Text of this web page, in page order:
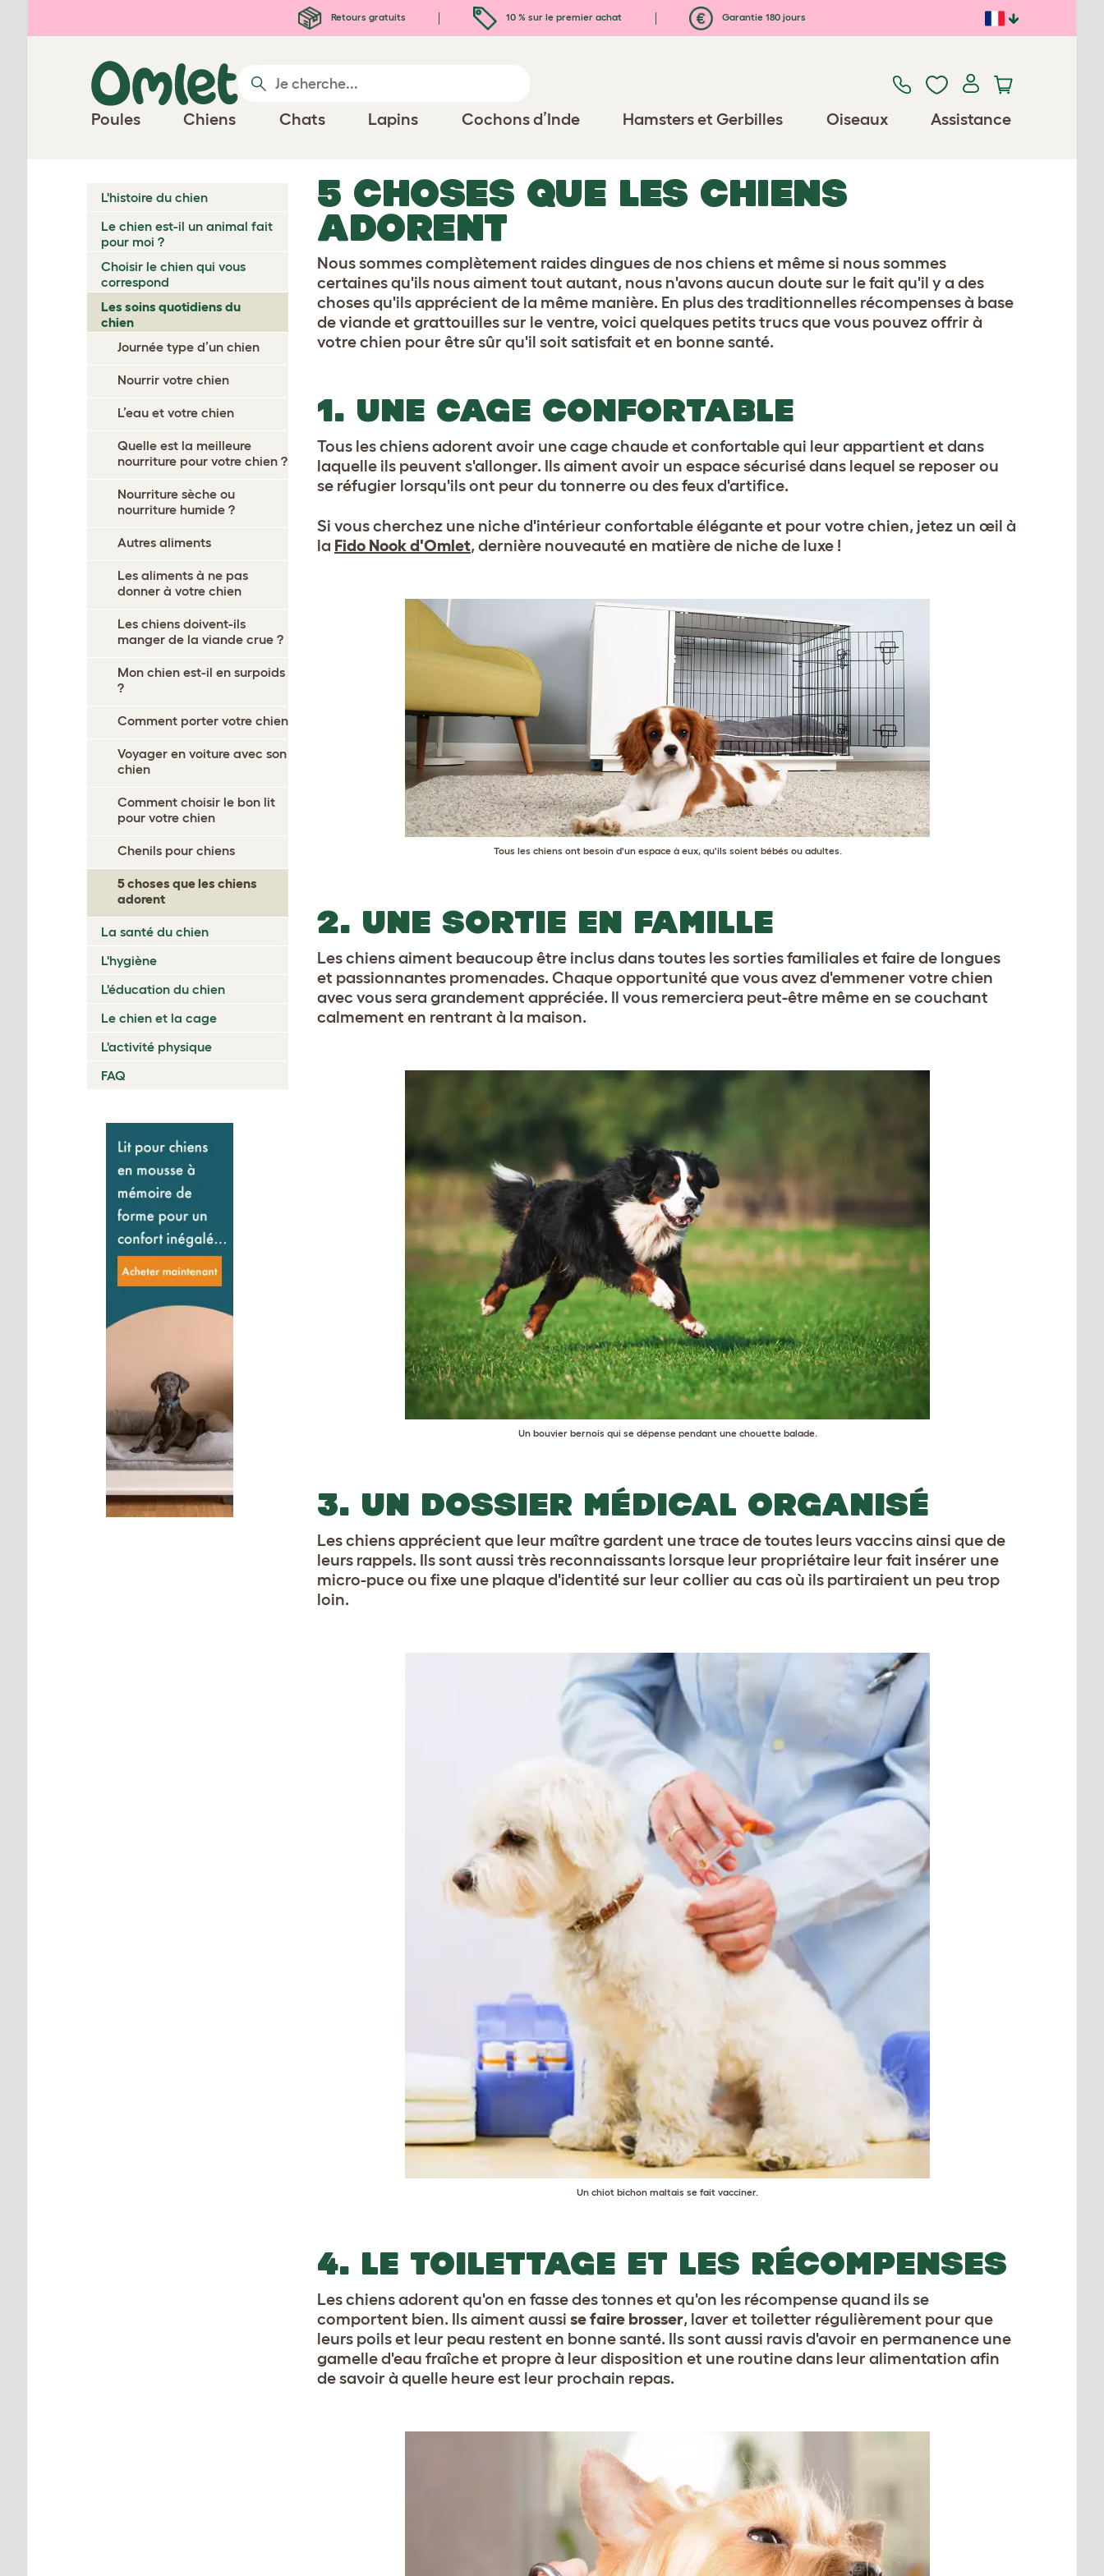
Retours gratuits 10 % sur le premier achat Garantie 180 jours
Poules Chiens Chats Lapins Cochons d’Inde Hamsters et Gerbilles Oiseaux Assistance
L'histoire du chien
Le chien est-il un animal fait
pour moi ?
Choisir le chien qui vous
correspond
Les soins quotidiens du
chien
Journée type d’un chien
Nourrir votre chien
L’eau et votre chien
Quelle est la meilleure
nourriture pour votre chien ?
Nourriture sèche ou
nourriture humide ?
Autres aliments
Les aliments à ne pas
donner à votre chien
Les chiens doivent-ils
manger de la viande crue ?
Mon chien est-il en surpoids
?
Comment porter votre chien
Voyager en voiture avec son
chien
Comment choisir le bon lit
pour votre chien
Chenils pour chiens
5 choses que les chiens
adorent
La santé du chien
L'hygiène
L'éducation du chien
Le chien et la cage
L'activité physique
FAQ
5 CHOSES QUE LES CHIENS
ADORENT
Nous sommes complètement raides dingues de nos chiens et même si nous sommes
certaines qu'ils nous aiment tout autant, nous n'avons aucun doute sur le fait qu'il y a des
choses qu'ils apprécient de la même manière. En plus des traditionnelles récompenses à base
de viande et grattouilles sur le ventre, voici quelques petits trucs que vous pouvez offrir à
votre chien pour être sûr qu'il soit satisfait et en bonne santé.
1. UNE CAGE CONFORTABLE
Tous les chiens adorent avoir une cage chaude et confortable qui leur appartient et dans
laquelle ils peuvent s'allonger. Ils aiment avoir un espace sécurisé dans lequel se reposer ou
se réfugier lorsqu'ils ont peur du tonnerre ou des feux d'artifice.
Si vous cherchez une niche d'intérieur confortable élégante et pour votre chien, jetez un œil à
la Fido Nook d'Omlet, dernière nouveauté en matière de niche de luxe !
Tous les chiens ont besoin d'un espace à eux, qu'ils soient bébés ou adultes.
2. UNE SORTIE EN FAMILLE
Les chiens aiment beaucoup être inclus dans toutes les sorties familiales et faire de longues
et passionnantes promenades. Chaque opportunité que vous avez d'emmener votre chien
avec vous sera grandement appréciée. Il vous remerciera peut-être même en se couchant
calmement en rentrant à la maison.
Un bouvier bernois qui se dépense pendant une chouette balade.
3. UN DOSSIER MÉDICAL ORGANISÉ
Les chiens apprécient que leur maître gardent une trace de toutes leurs vaccins ainsi que de
leurs rappels. Ils sont aussi très reconnaissants lorsque leur propriétaire leur fait insérer une
micro-puce ou fixe une plaque d'identité sur leur collier au cas où ils partiraient un peu trop
loin.
Un chiot bichon maltais se fait vacciner.
4. LE TOILETTAGE ET LES RÉCOMPENSES
Les chiens adorent qu'on en fasse des tonnes et qu'on les récompense quand ils se
comportent bien. Ils aiment aussi se faire brosser, laver et toiletter régulièrement pour que
leurs poils et leur peau restent en bonne santé. Ils sont aussi ravis d'avoir en permanence une
gamelle d'eau fraîche et propre à leur disposition et une routine dans leur alimentation afin
de savoir à quelle heure est leur prochain repas.